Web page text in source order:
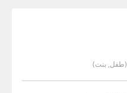
(طفل, بنت)